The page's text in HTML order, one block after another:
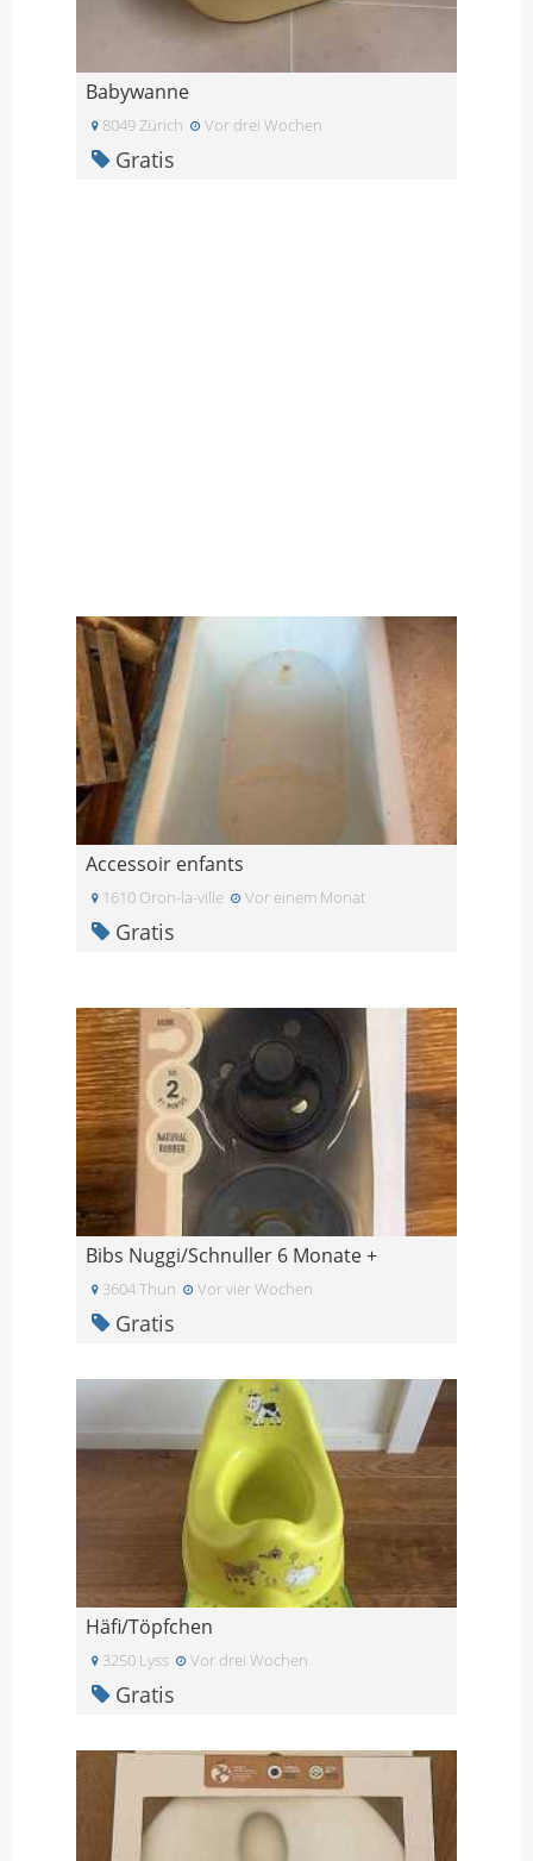
Babywanne
8049 Zürich Vor drei Wochen
Gratis
Accessoir enfants
1610 Oron-la-ville Vor einem Monat
Gratis
Bibs Nuggi/Schnuller 6 Monate +
3604 Thun Vor vier Wochen
Gratis
Häfi/Töpfchen
3250 Lyss Vor drei Wochen
Gratis